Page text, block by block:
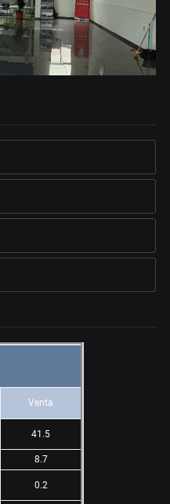
Venta
41.5
8.7
0.2